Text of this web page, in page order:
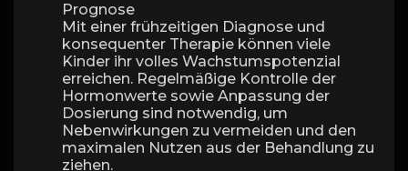
Prognose
Mit einer frühzeitigen Diagnose und
konsequenter Therapie können viele
Kinder ihr volles Wachstumspotenzial
erreichen. Regelmäßige Kontrolle der
Hormonwerte sowie Anpassung der
Dosierung sind notwendig, um
Nebenwirkungen zu vermeiden und den
maximalen Nutzen aus der Behandlung zu
ziehen.